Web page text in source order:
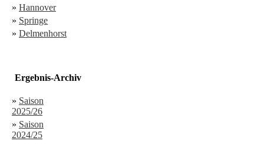
» Hannover
» Springe
» Delmenhorst
Ergebnis-Archiv
» Saison
2025/26
» Saison
2024/25